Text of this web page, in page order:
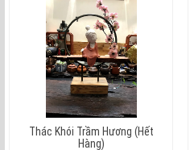
Thác Khói Trầm Hương (hết
Hàng)